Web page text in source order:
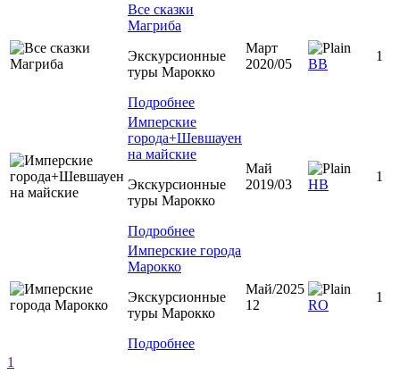
Все сказки
Магриба
Экскурсионные
туры Марокко
Подробнее
Март
2020/05
ВВ
1
Имперские
города+Шевшауен
на майские
Экскурсионные
туры Марокко
Подробнее
Май
2019/03
НВ
1
Имперские города
Марокко
Экскурсионные
туры Марокко
Подробнее
Май/2025
12
RO
1
1